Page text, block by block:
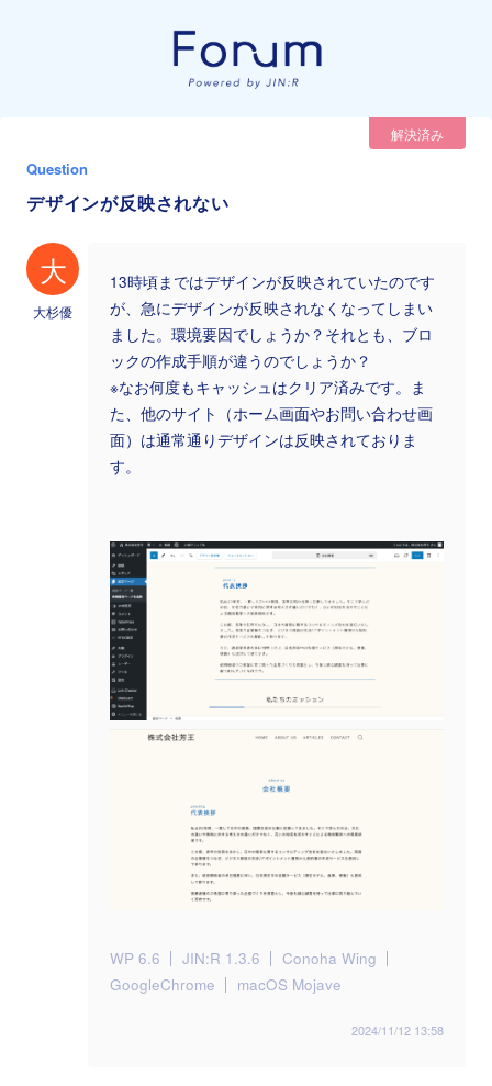
解決済み
Question
デザインが反映されない
大
大杉優
13時頃まではデザインが反映されていたのです
が、急にデザインが反映されなくなってしまい
ました。環境要因でしょうか？それとも、ブロ
ックの作成手順が違うのでしょうか？
※なお何度もキャッシュはクリア済みです。ま
た、他のサイト（ホーム画面やお問い合わせ画
面）は通常通りデザインは反映されておりま
す。
WP 6.6 JIN:R 1.3.6
Conoha Wing
GoogleChrome
macOS Mojave
2024/11/12 13:58